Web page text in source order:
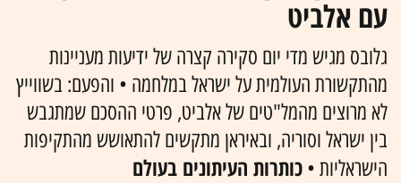
עם אלביט
גלובס מגיש מדי יום סקירה קצרה של ידיעות מעניינות
מהתקשורת העולמית על ישראל במלחמה • והפעם: בשווייץ
לא מרוצים מהמל"טים של אלביט, פרטי ההסכם שמתגבש
בין ישראל וסוריה, ובאיראן מתקשים להתאושש מהתקיפות
הישראליות • כותרות העיתונים בעולם